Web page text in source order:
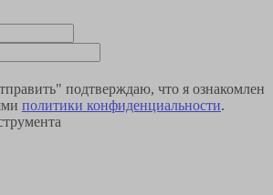
подтверждаю, что я ознакомлен
политики конфиденциальности.